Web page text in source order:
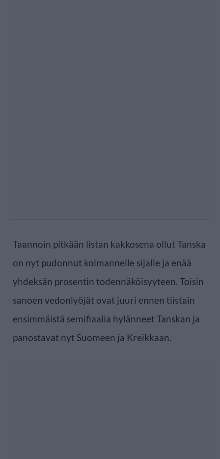
Taannoin pitkään listan kakkosena ollut Tanska
on nyt pudonnut kolmannelle sijalle ja enää
yhdeksän prosentin todennäköisyyteen. Toisin
sanoen vedonlyöjät ovat juuri ennen tiistain
ensimmäistä semifiaalia hylänneet Tanskan ja
panostavat nyt Suomeen ja Kreikkaan.